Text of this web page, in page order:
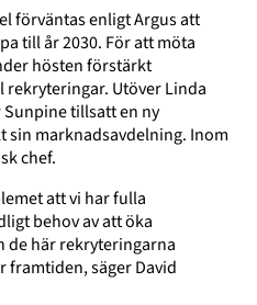
förväntas enligt Argus att
till år 2030. För att möta
hösten förstärkt
Utöver Linda
Sunpine tillsatt en ny
marknadsavdelning. Inom
chef.
att vi har fulla
behov av att öka
de här rekryteringarna
framtiden, säger David